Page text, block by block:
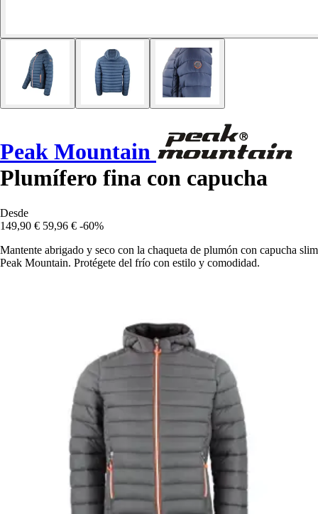
Peak Mountain
Plumífero fina con capucha
Desde
149,90 € 59,96 € -60%
Mantente abrigado y seco con la chaqueta de plumón con capucha slim
Peak Mountain. Protégete del frío con estilo y comodidad.